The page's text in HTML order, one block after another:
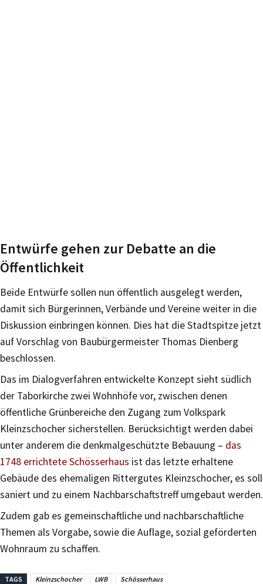
Entwürfe gehen zur Debatte an die
Öffentlichkeit
Beide Entwürfe sollen nun öffentlich ausgelegt werden,
damit sich Bürgerinnen, Verbände und Vereine weiter in die
Diskussion einbringen können. Dies hat die Stadtspitze jetzt
auf Vorschlag von Baubürgermeister Thomas Dienberg
beschlossen.
Das im Dialogverfahren entwickelte Konzept sieht südlich
der Taborkirche zwei Wohnhöfe vor, zwischen denen
öffentliche Grünbereiche den Zugang zum Volkspark
Kleinzschocher sicherstellen. Berücksichtigt werden dabei
unter anderem die denkmalgeschützte Bebauung – das
1748 errichtete Schösserhaus ist das letzte erhaltene
Gebäude des ehemaligen Rittergutes Kleinzschocher, es soll
saniert und zu einem Nachbarschaftstreff umgebaut werden.
Zudem gab es gemeinschaftliche und nachbarschaftliche
Themen als Vorgabe, sowie die Auflage, sozial geförderten
Wohnraum zu schaffen.
TAGS Kleinzschocher LWB Schösserhaus